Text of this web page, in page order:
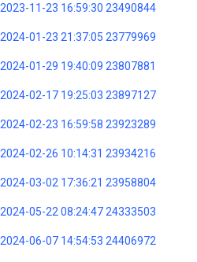
11-23 16:59:30 23490844
01-23 21:37:05 23779969
01-29 19:40:09 23807881
02-17 19:25:03 23897127
02-23 16:59:58 23923289
02-26 10:14:31 23934216
03-02 17:36:21 23958804
05-22 08:24:47 24333503
06-07 14:54:53 24406972